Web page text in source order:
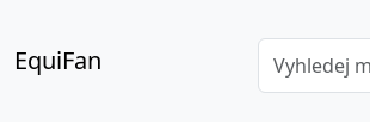
EquiFan